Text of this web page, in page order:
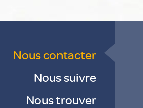
Nous contacter
Nous suivre
Nous trouver